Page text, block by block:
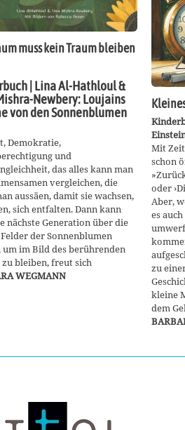
muss kein Traum bleiben
| Lina Al-Hathloul &
Newbery: Loujains
von den Sonnenblumen
Demokratie,
und
das alles kann man
vergleichen, die
aussäen, damit sie wachsen,
sich entfalten. Dann kann
nächste Generation über die
der Sonnenblumen
um im Bild des berührenden
zu bleiben, freut sich
WEGMANN
Mit
schon
oder
Aber,
es
zu
kleine
dem